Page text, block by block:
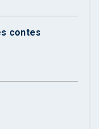
contes